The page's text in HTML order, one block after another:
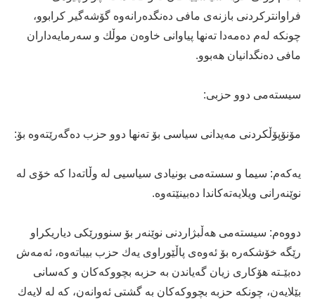
فراوانتركردنى بازنه‌ى مافى ده‌نگده‌رانه‌وه‌ گۆشه‌گیر كرابوو،
چونكه‌ له‌م ده‌مه‌دا ته‌نها پیاوانى خاوه‌ن موڵك و سه‌رمایه‌داران
مافى ده‌نگدانیان هه‌بوو.
سیسته‌مى دوو حزبی:
مۆنۆپۆڵكردنى مه‌یدانى سیاسى بۆ ته‌نها دوو حزب ده‌گه‌رێته‌وه‌ بۆ:
یه‌كه‌م: سیما و سسته‌مى بونیادى سیاسیى له‌ وڵاته‌دا كه‌ خۆى له‌
نوێنه‌رانى ویلایه‌ته‌كاندا ده‌بینێته‌وه‌.
دووه‌م: سیسته‌مى هه‌ڵبژاردنى نوێنه‌ر بۆ سنوورێكى دیاریكراو
رێگه‌ خۆشكه‌ره‌ بۆ ئه‌وه‌ى پاڵێوراوى یه‌ك حزب بیباته‌وه‌، ئه‌مه‌ش
ده‌بێـته‌ هۆكارى زیان گه‌یاندن به‌ حزبه‌ بچووكه‌كان و كه‌سانى
بێلایه‌ن، چونكه‌ حزبه‌ بچووكه‌كان به‌ گشتى ئه‌وانه‌ن، كه‌ له‌ لایه‌ك